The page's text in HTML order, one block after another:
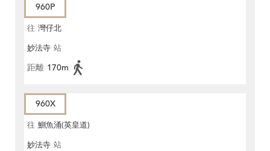
960P
往 灣仔北
妙法寺 站
距離 170m
960X
往 鰂魚涌(英皇道)
妙法寺 站